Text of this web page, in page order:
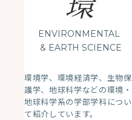
ENVIRONMENTAL
& EARTH SCIENCE
環境学、環境経済学、生物保
護学、地球科学などの環境・
地球科学系の学部学科につい
て紹介しています。